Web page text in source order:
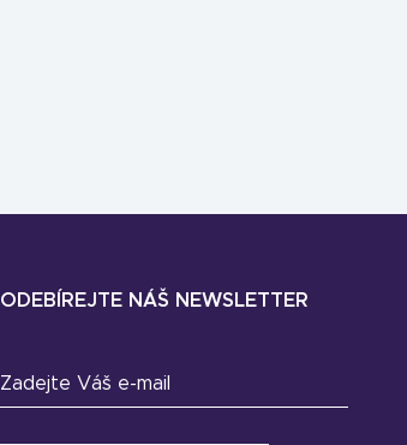
ODEBÍREJTE NÁŠ NEWSLETTER
Zadejte Váš e-mail